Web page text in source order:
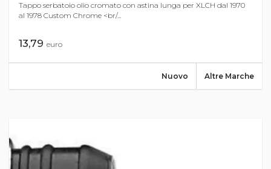
Tappo serbatoio olio cromato con astina lunga per XLCH dal 1970
al 1978 Custom Chrome <br/...
13,79 euro
Altre Marche
Nuovo